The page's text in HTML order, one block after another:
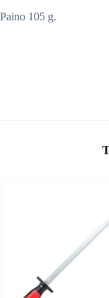
Paino 105 g.